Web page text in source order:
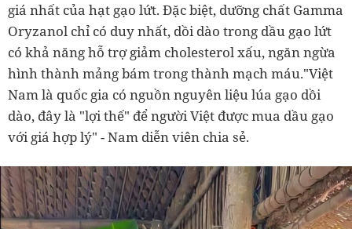
giá nhất của hạt gạo lứt. Đặc biệt, dưỡng chất Gamma
Oryzanol chỉ có duy nhất, dồi dào trong dầu gạo lứt
có khả năng hỗ trợ giảm cholesterol xấu, ngăn ngừa
hình thành mảng bám trong thành mạch máu."Việt
Nam là quốc gia có nguồn nguyên liệu lúa gạo dồi
dào, đây là "lợi thế" để người Việt được mua dầu gạo
với giá hợp lý" - Nam diễn viên chia sẻ.